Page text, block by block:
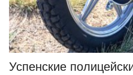
Успенские